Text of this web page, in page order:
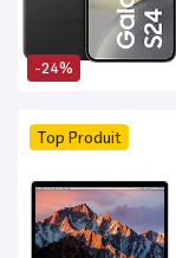
-24%
Top Produit